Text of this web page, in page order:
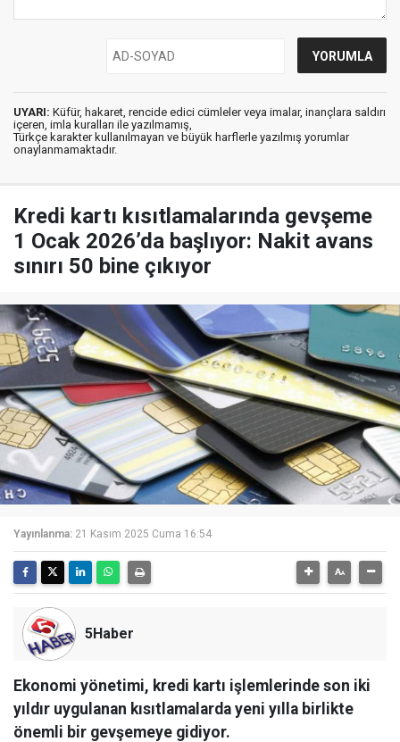
UYARI: Küfür, hakaret, rencide edici cümleler veya imalar, inançlara saldırı
içeren, imla kuralları ile yazılmamış,
Türkçe karakter kullanılmayan ve büyük harflerle yazılmış yorumlar
onaylanmamaktadır.
Kredi kartı kısıtlamalarında gevşeme
1 Ocak 2026’da başlıyor: Nakit avans
sınırı 50 bine çıkıyor
Yayınlanma: 21 Kasım 2025 Cuma 16:54
5Haber
Ekonomi yönetimi, kredi kartı işlemlerinde son iki
yıldır uygulanan kısıtlamalarda yeni yılla birlikte
önemli bir gevşemeye gidiyor.